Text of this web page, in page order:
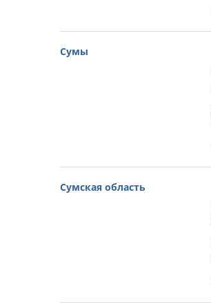
Сумы
Сумская область